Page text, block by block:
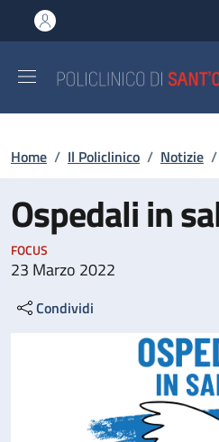
al contenuto principale
to footer content
Briciole di pane
Home / Il Policlinico / Notizie /
Ospedali in
FOCUS
23 Marzo 2022
Condividi